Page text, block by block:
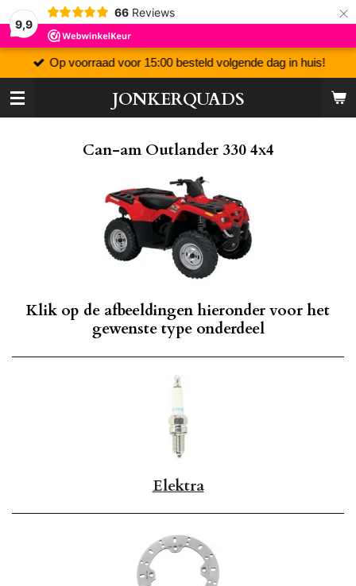
9,9
66 Reviews ×
JONKERQUADS
Op voorraad voor 15:00 besteld volgende dag in huis!
Can-am Outlander 330 4x4
Klik op de afbeeldingen hieronder voor het
gewenste type onderdeel
Elektra